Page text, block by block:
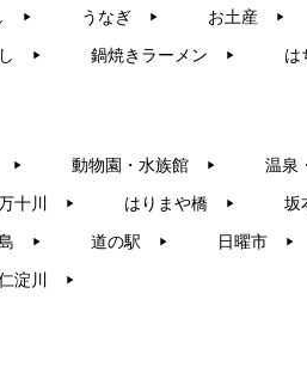
▶︎ うなぎ ▶︎ お土産 ▶︎
▶︎ 鍋焼きラーメン ▶︎ は
▶︎ 動物園・水族館 ▶︎ 温泉
十川 ▶︎ はりまや橋 ▶︎ 坂
▶︎ 道の駅 ▶︎ 日曜市 ▶︎
淀川 ▶︎